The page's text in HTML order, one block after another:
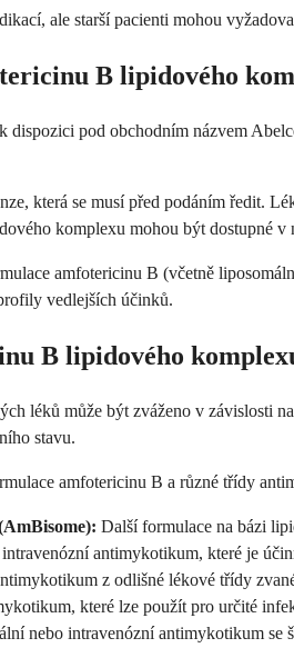
ale starší pacienti mohou
B lipidového
pod obchodním názvem
která se musí před podáním ředit.
komplexu mohou být dostupné
amfotericinu B (včetně
vedlejších účinků.
B lipidového
léků může být zváženo v závislosti
stavu.
amfotericinu B a různé třídy
Další formulace na bázi
antimykotikum, které je
z odlišné lékové třídy
které lze použít pro určité
nebo intravenózní antimykotikum se